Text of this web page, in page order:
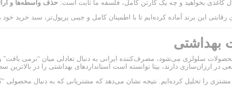
کاغذی بخواهید و چه یک کارتن کامل، فلسفه ما ثابت است: حذف واسطه‌ها و
این برند آماده کرده‌ایم تا با اطمینان کامل و جیبی پرپول‌تر، سبد خرید خود
بهداشتی
سلولزی می‌شود، مصرف‌کننده ایرانی به دنبال تعادلی میان “نرمی
دارند، بیتا توانسته است استانداردهای بهداشتی را در بالاترین
بازخورد هزاران مشتری را تحلیل کرده‌ایم. نتیجه نشان می‌دهد که مشتریانی که به دنبال